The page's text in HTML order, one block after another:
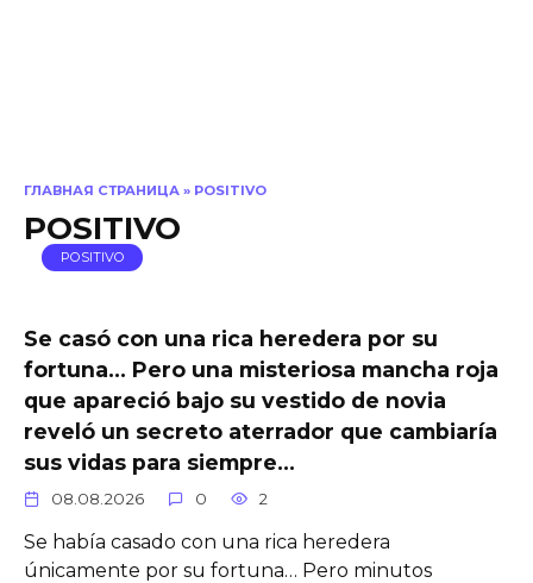
ГЛАВНАЯ СТРАНИЦА » POSITIVO
POSITIVO
POSITIVO
Se casó con una rica heredera por su
fortuna… Pero una misteriosa mancha roja
que apareció bajo su vestido de novia
reveló un secreto aterrador que cambiaría
sus vidas para siempre…
08.08.2026 0 2
Se había casado con una rica heredera
únicamente por su fortuna… Pero minutos